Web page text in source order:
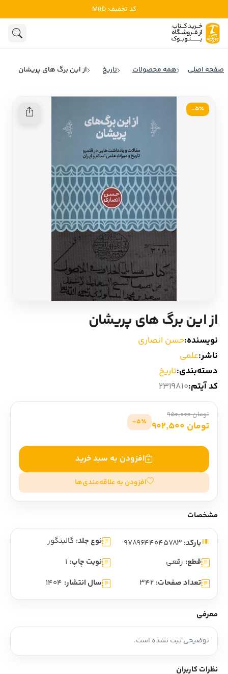
کد تخفیف: MRD
ادبیات
تاریخ و سیاست
ادبیات انگلیس
ادبیات فرانسه
ادبیات ایتالیا
ادبیات روسیه
ادبیات آمریکای لاتین
ادبیات آلمان
ادبیات ترکیه
ادبیات آسیا
سایر کشورهای اروپا
داستان کوتاه
شعر و متون کهن
ادبیات
صفحه اصلی همه محصولات تاریخ از این برگ‌ های پریشان
5٪-
از این برگ‌ های پریشان
نویسنده:حسن انصاری
ناشر:علمی
دسته‌بندی:تاریخ
کد آیتم:2319810
تومان 950,000
تومان 902,500 5٪-
افزودن به سبد خرید
افزودن به علاقه‌مندی‌ها
مشخصات
بارکد: نوع جلد: گالینگور
قطع: رقعی نوبت چاپ: 1
تعداد صفحات: 342 سال انتشار: 1404
معرفی
توضیحی ثبت نشده است.
نظرات کاربران